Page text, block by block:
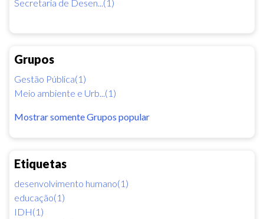
Secretaria de Desen...(1)
Grupos
Gestão Pública(1)
Meio ambiente e Urb...(1)
Mostrar somente Grupos popular
Etiquetas
desenvolvimento humano(1)
educação(1)
IDH(1)